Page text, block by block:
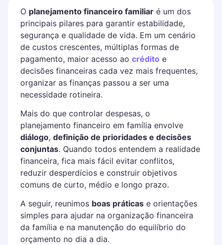
O planejamento financeiro familiaré um dos
principais pilares para garantir estabilidade,
segurança e qualidade de vida. Em um cenário
de custos crescentes, múltiplas formas de
pagamento, maior acesso ao crédito e
decisões financeiras cada vez mais frequentes,
organizar as finanças passou a ser uma
necessidade rotineira.
Mais do que controlar despesas, o
planejamento financeiro em família envolve
diálogo, definição de prioridades e decisões
conjuntas. Quando todos entendem a realidade
financeira, fica mais fácil evitar conflitos,
reduzir desperdícios e construir objetivos
comuns de curto, médio e longo prazo.
A seguir, reunimos boas práticase orientações
simples para ajudar na organização financeira
da família e na manutenção do equilíbrio do
orçamento no dia a dia.